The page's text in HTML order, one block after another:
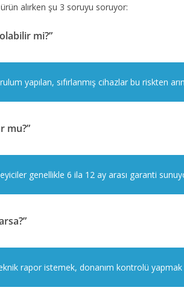
alırken şu 3 soruyu soruyor:
mi?”
yapılan, sıfırlanmış cihazlar bu riskten
mu?”
genellikle 6 ila 12 ay arası garanti
rapor istemek, donanım kontrolü